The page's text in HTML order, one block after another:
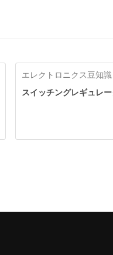
エレクトロニクス豆知識
スイッチングレギュレー